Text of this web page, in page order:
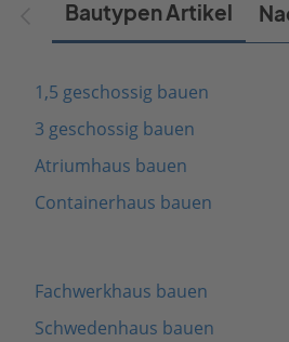
Bautypen Artikel
1,5 geschossig bauen
3 geschossig bauen
Atriumhaus bauen
Containerhaus bauen
Fachwerkhaus bauen
Schwedenhaus bauen